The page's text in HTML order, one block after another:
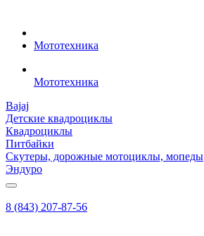
Мототехника
Мототехника
Bajaj
Детские квадроциклы
Квадроциклы
Питбайки
Скутеры, дорожные мотоциклы, мопеды
Эндуро
8 (843) 207-87-56